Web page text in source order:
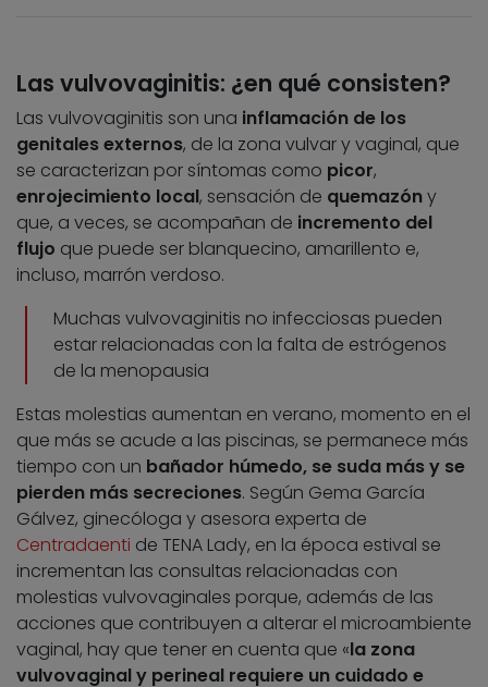
Las vulvovaginitis: ¿en qué consisten?
Las vulvovaginitis son una inflamación de los
genitales externos, de la zona vulvar y vaginal, que
se caracterizan por síntomas como picor,
enrojecimiento local, sensación de quemazóny
que, a veces, se acompañan de incremento del
flujo que puede ser blanquecino, amarillento e,
incluso, marrón verdoso.
Muchas vulvovaginitis no infecciosas pueden
estar relacionadas con la falta de estrógenos
de la menopausia
Estas molestias aumentan en verano, momento en el
que más se acude a las piscinas, se permanece más
tiempo con un bañador húmedo, se suda más y se
pierden más secreciones. Según Gema García
Gálvez, ginecóloga y asesora experta de
Centradaenti de TENA Lady, en la época estival se
incrementan las consultas relacionadas con
molestias vulvovaginales porque, además de las
acciones que contribuyen a alterar el microambiente
vaginal, hay que tener en cuenta que «la zona
vulvovaginal y perineal requiere un cuidado e